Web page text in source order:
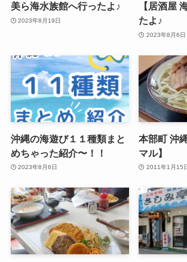
美ら海水族館へ行ったよ♪
2023年8月19日
【居酒屋
たよ♪
2023年8月6日
沖縄の海遊び１１種類まと
めちゃった紹介〜！！
2023年8月6日
本部町 沖
マル】
2011年1月15